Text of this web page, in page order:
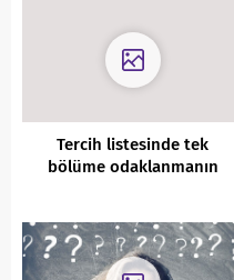
Tercih listesinde tek
bölüme odaklanmanın